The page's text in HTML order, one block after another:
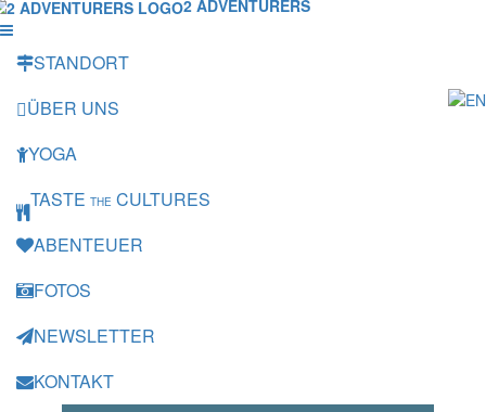
2 ADVENTURERS
STANDORT
ÜBER UNS
YOGA
TASTE THE CULTURES
ABENTEUER
FOTOS
NEWSLETTER
KONTAKT